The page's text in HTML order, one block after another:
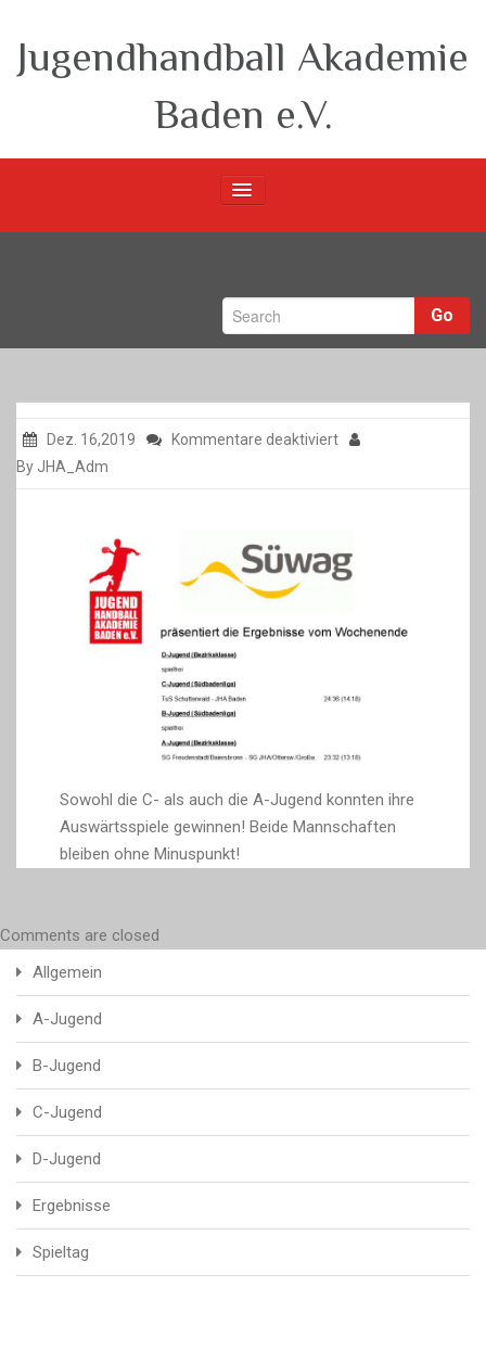
Jugendhandball Akademie
Baden e.V.
Berichte
Unsere Partner
Go
Dez. 16,2019 Kommentare deaktiviertfür
By JHA_Adm
Sowohl die C- als auch die A-Jugend konnten ihre
Auswärtsspiele gewinnen! Beide Mannschaften
bleiben ohne Minuspunkt!
Comments are closed
Allgemein
A-Jugend
B-Jugend
C-Jugend
D-Jugend
Ergebnisse
Spieltag